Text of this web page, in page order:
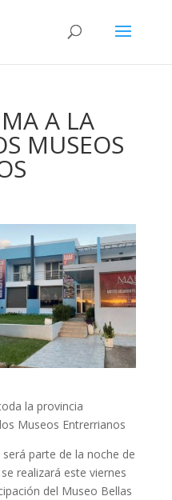
A LA
MUSEOS
la provincia
Museos Entrerrianos
parte de la noche de
realizará este viernes
del Museo Bellas